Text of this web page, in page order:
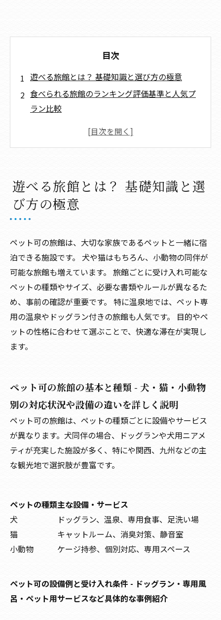
目次
遊べる旅館とは？ 基礎知識と選び方の極意
食べられる旅館のランキング評価基準と人気プ
ラン比較
旅館食べられるの料金体系・割引情報・予約の
実体験・口コミ・評価で見るペット可の旅館
会社概要
遊べる旅館とは？ 基礎知識と選
び方の極意
ペット可の旅館は、大切な家族であるペットと一緒に宿
泊できる施設です。 犬や猫はもちろん、小動物の同伴が
可能な旅館も増えています。 旅館ごとに受け入れ可能な
ペットの種類やサイズ、必要な書類やルールが異なるた
め、事前の確認が重要です。 特に温泉地では、ペット専
用の温泉やドッグラン付きの旅館も人気です。 目的やペ
ットの性格に合わせて選ぶことで、快適な滞在が実現し
ます。
ペット可の旅館の基本と種類 - 犬・猫・小動物
別の対応状況や設備の違いを詳しく説明
ペット可の旅館は、ペットの種類ごとに設備やサービス
が異なります。犬同伴の場合、ドッグランや犬用ニアメ
ティが充実した施設が多く、特にや関西、九州などの主
な観光地で選択肢が豊富です。
ペットの種類主な設備・サービス
犬
ドッグラン、温泉、専用食事、足洗い場
猫
キャットルーム、消臭対策、静音室
小動物
ケージ持参、個別対応、専用スペース
ペット可の設備例と受け入れ条件 - ドッグラン・専用風
呂・ペット用サービスなど具体的な事例紹介